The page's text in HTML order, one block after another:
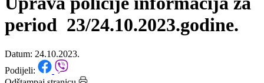
Početna/Informacije MUP-a
Uprava policije informacija za
period 23/24.10.2023.godine.